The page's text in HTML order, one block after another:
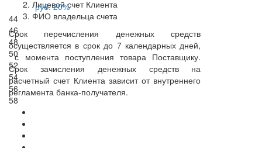
Лицевой счет Клиента
ФИО владельца счета
Срок перечисления денежных средств
осуществляется в срок до 7 календарных дней,
с момента поступления товара Поставщику.
Срок зачисления денежных средств на
расчетный счет Клиента зависит от внутреннего
регламента банка-получателя.
руб. 20%
44
46
48
50
52
54
56
58